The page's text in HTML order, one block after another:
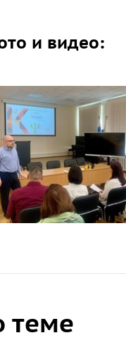
и видео:
теме